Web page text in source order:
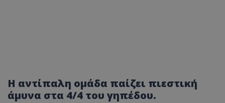
Η αντίπαλη ομάδα παίζει πιεστική
άμυνα στα 4/4 του γηπέδου.